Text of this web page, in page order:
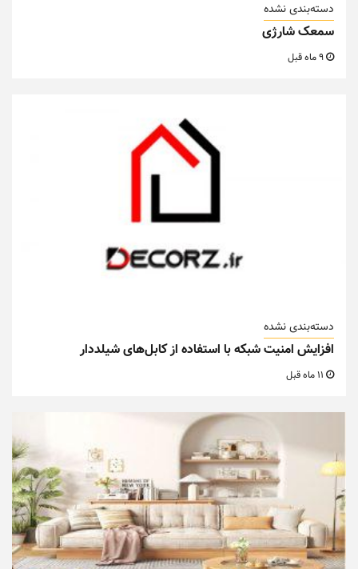
دسته‌بندی نشده
سمعک شارژی
دسته‌بندی نشده
افزایش امنیت شبکه با استفاده از کابل‌های شیلددار